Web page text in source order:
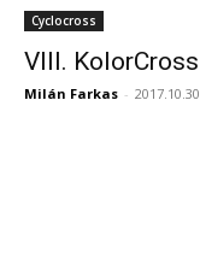
Cyclocross
VIII.
Milán Farkas -